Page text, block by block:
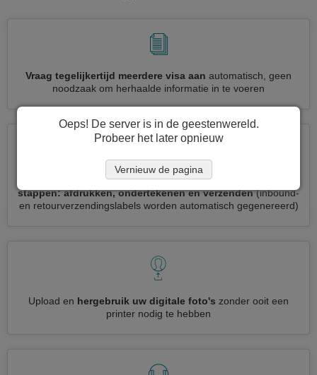
Vraag tegelijkertijd meerdere visa aan automatisch, geen
noodzaak om herhaalde informatie in te voeren
Verminder uw Sri Lanka visumaanvraag tot
stappen: afdrukken, ondertekenen en verzenden (inbound-
en retourverzendingslabels worden automatisch gegenereerd)
Upload en hergebruik uw digitale foto's zonder ooit een
printer nodig te hebben
Oeps! De server is in de geestenwereld.
Probeer het later opnieuw
Vernieuw de pagina